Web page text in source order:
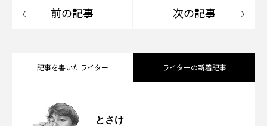
前の記事 次の記事
記事を書いたライター ライターの新着記事
とさけ
2026.08.06